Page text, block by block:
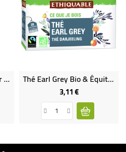
Rituel Africain - Thé Noir Aromatisé Coco, Banane Et Ananas Bio & Équitable Thé Earl Grey Bio & Équitable
3,11 €Prix